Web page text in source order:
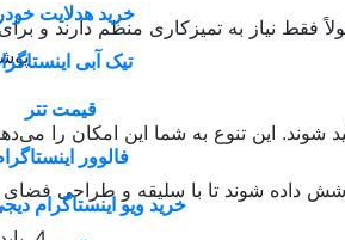
فقط نیاز به تمیزکاری منظم دارند و
این تنوع به شما این امکان را
داده شوند تا با سلیقه و طراحی فضای
خرید هدلایت
تیک آبی
قیمت تتر
فالوور
خرید ویو اینستاگرام